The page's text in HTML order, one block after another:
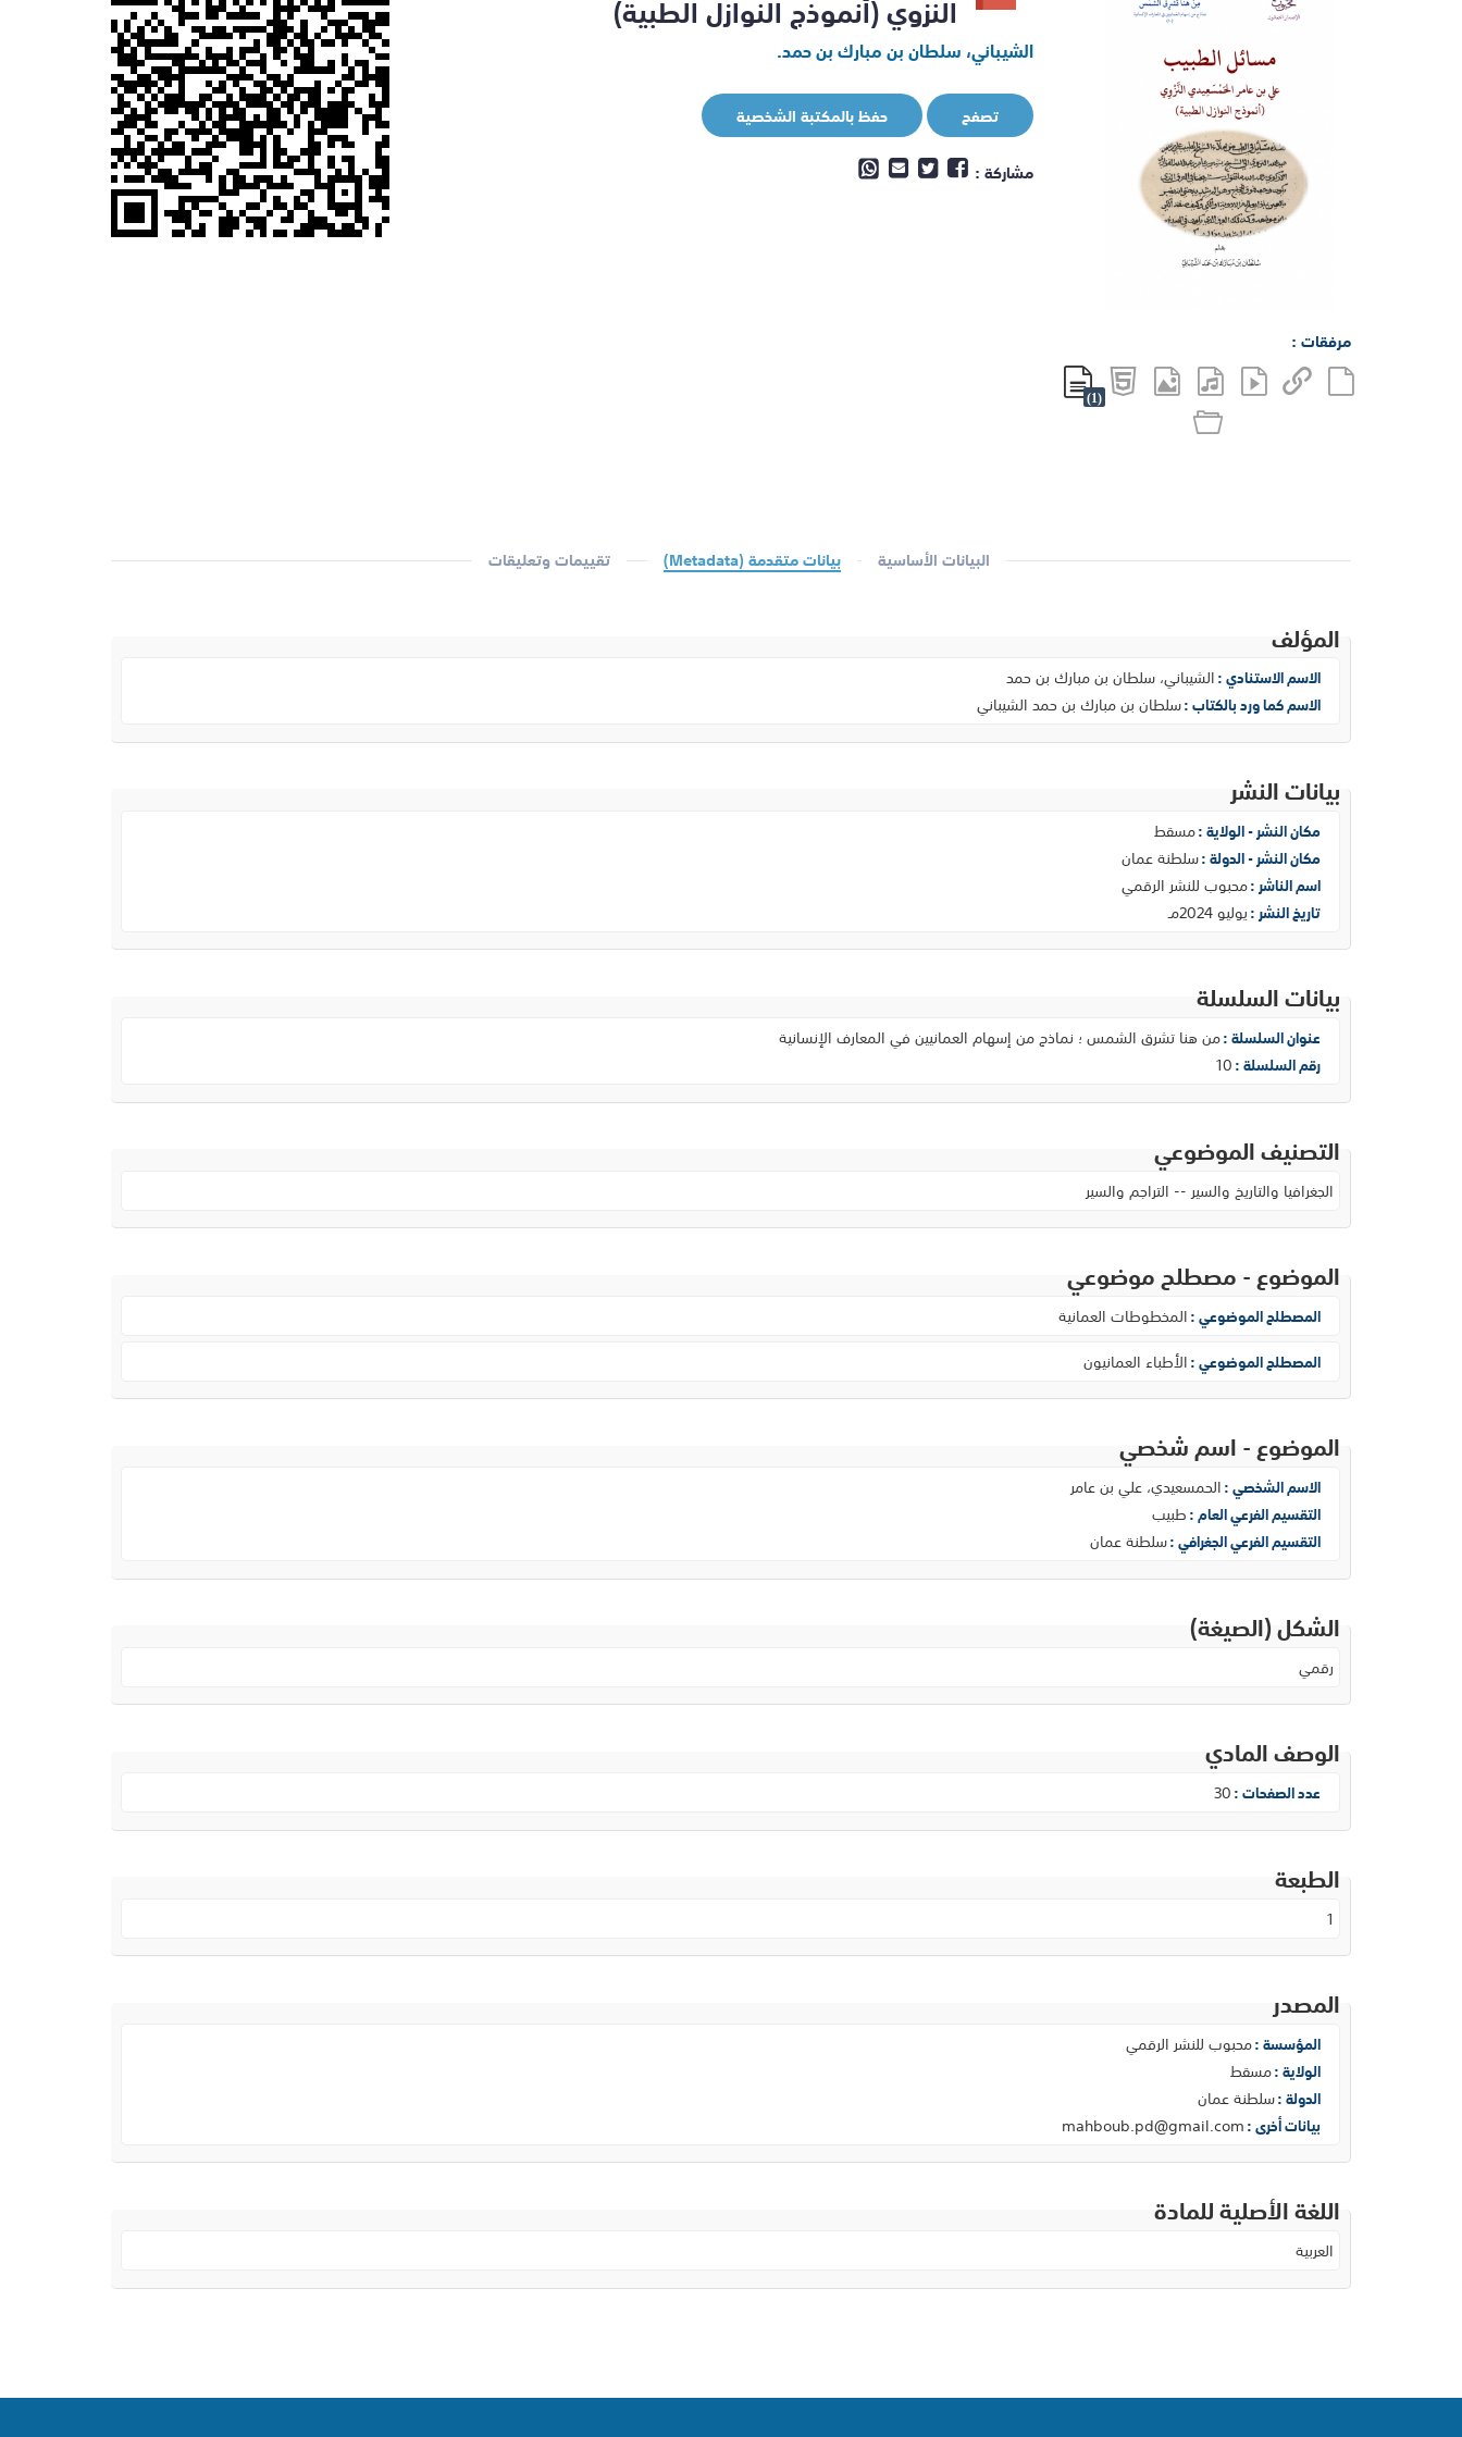
مرفقات :
(1)
النزوي (أنموذج النوازل الطبية)
الشيباني، سلطان بن مبارك بن حمد.
تصفح
حفظ بالمكتبة الشخصية
مشاركة :
البيانات الأساسية بيانات متقدمة (Metadata) تقييمات وتعليقات
المؤلف
الاسم الاستنادي :الشيباني، سلطان بن مبارك بن حمد
الاسم كما ورد بالكتاب :سلطان بن مبارك بن حمد الشيباني
بيانات النشر
مكان النشر - الولاية :مسقط
مكان النشر - الدولة :سلطنة عمان
اسم الناشر :محبوب للنشر الرقمي
تاريخ النشر :يوليو 2024مـ
بيانات السلسلة
عنوان السلسلة :من هنا تشرق الشمس ؛ نماذج من إسهام العمانيين في المعارف الإنسانية
رقم السلسلة :10
التصنيف الموضوعي
الجغرافيا والتاريخ والسير -- التراجم والسير
الموضوع - مصطلح موضوعي
المصطلح الموضوعي :المخطوطات العمانية
المصطلح الموضوعي :الأطباء العمانيون
الموضوع - اسم شخصي
الاسم الشخصي :الحمسعيدي، علي بن عامر
التقسيم الفرعي العام :طبيب
التقسيم الفرعي الجغرافي :سلطنة عمان
الشكل (الصيغة)
رقمي
الوصف المادي
عدد الصفحات :30
الطبعة
1
المصدر
المؤسسة :محبوب للنشر الرقمي
الولاية :مسقط
الدولة :سلطنة عمان
بيانات أخرى :mahboub.pd@gmail.com
اللغة الأصلية للمادة
العربية